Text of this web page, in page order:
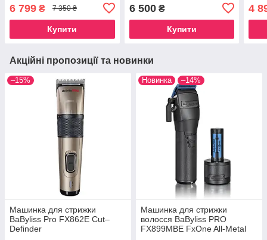
6 799 ₴ 7 350 ₴
Купити
6 500₴
Купити
4
Акційні пропозиції та новинки
–15%
Машинка для стрижки
BaByliss Pro FX862E Cut–
Definder
Новинка –14%
Машинка для стрижки
волосся BaByliss PRO
FX899MBE FxOne All-Metal